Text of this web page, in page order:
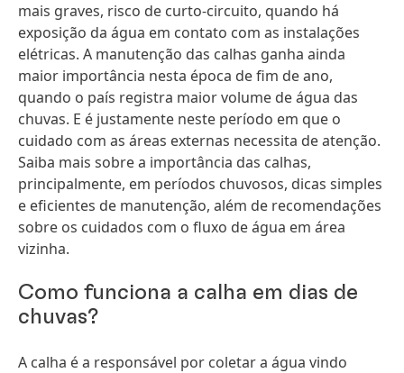
mais graves, risco de curto-circuito, quando há
exposição da água em contato com as instalações
elétricas. A manutenção das calhas ganha ainda
maior importância nesta época de fim de ano,
quando o país registra maior volume de água das
chuvas. E é justamente neste período em que o
cuidado com as áreas externas necessita de atenção.
Saiba mais sobre a importância das calhas,
principalmente, em períodos chuvosos, dicas simples
e eficientes de manutenção, além de recomendações
sobre os cuidados com o fluxo de água em área
vizinha.
Como funciona a calha em dias de
chuvas?
A calha é a responsável por coletar a água vindo